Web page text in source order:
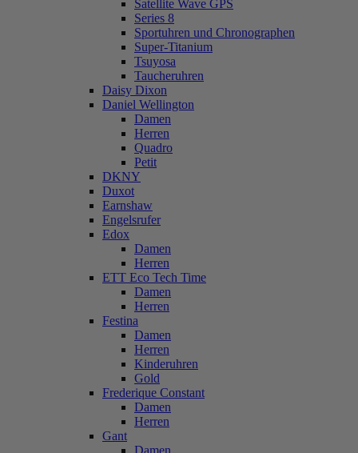
Satellite Wave GPS
Series 8
Sportuhren und Chronographen
Super-Titanium
Tsuyosa
Taucheruhren
Daisy Dixon
Daniel Wellington
Damen
Herren
Quadro
Petit
DKNY
Duxot
Earnshaw
Engelsrufer
Edox
Damen
Herren
ETT Eco Tech Time
Damen
Herren
Festina
Damen
Herren
Kinderuhren
Gold
Frederique Constant
Damen
Herren
Gant
Damen